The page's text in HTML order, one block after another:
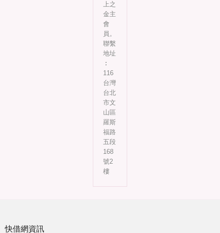
上之
金主
會
員。
聯繫
地址
︰
116
台灣
台北
市文
山區
羅斯
福路
五段
168
號2
樓
快借網資訊